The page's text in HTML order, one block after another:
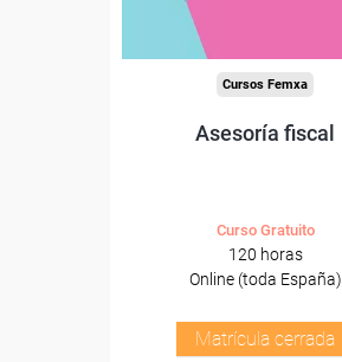
Cursos Femxa
Asesoría fiscal
Curso Gratuito
120 horas
Online (toda España)
Matrícula cerrada